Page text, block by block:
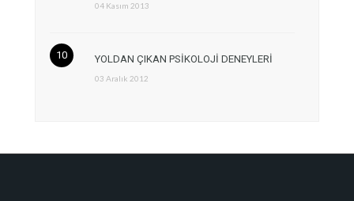
04 Kasım 2013
YOLDAN ÇIKAN PSİKOLOJİ DENEYLERİ
03 Aralık 2012